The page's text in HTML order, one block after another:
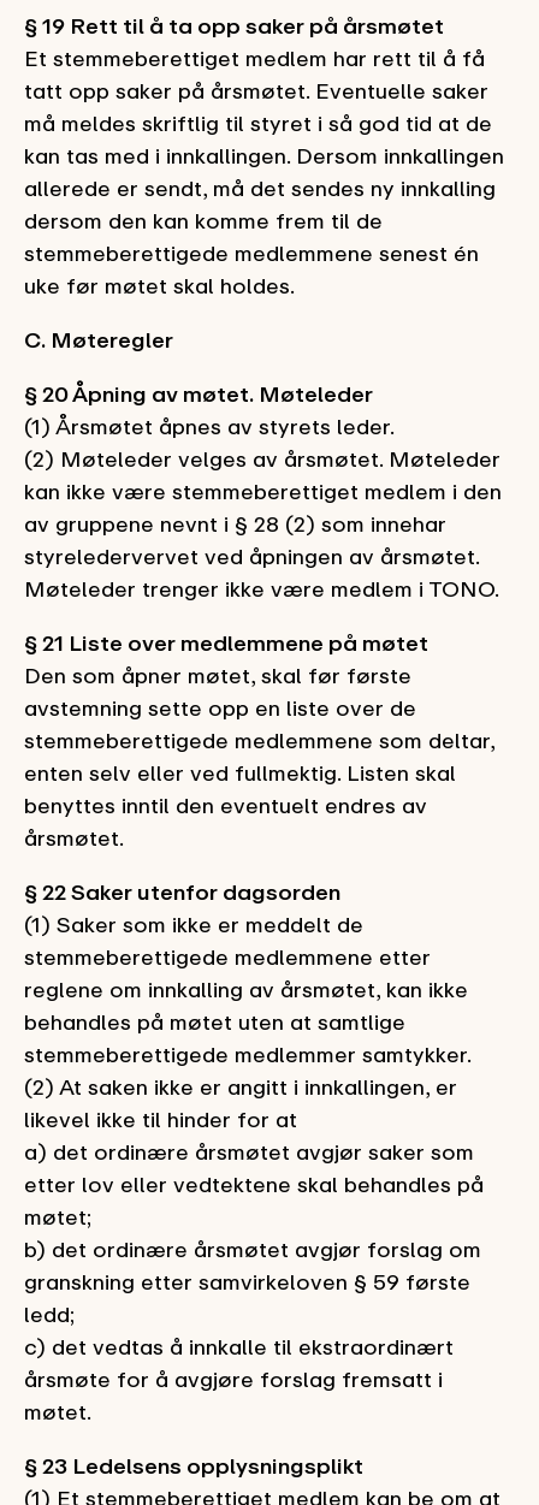
§ 19 Rett til å ta opp saker på årsmøtet
Et stemmeberettiget medlem har rett til å få
tatt opp saker på årsmøtet. Eventuelle saker
må meldes skriftlig til styret i så god tid at de
kan tas med i innkallingen. Dersom innkallingen
allerede er sendt, må det sendes ny innkalling
dersom den kan komme frem til de
stemmeberettigede medlemmene senest én
uke før møtet skal holdes.
C. Møteregler
§ 20 Åpning av møtet. Møteleder
(1) Årsmøtet åpnes av styrets leder.
(2) Møteleder velges av årsmøtet. Møteleder
kan ikke være stemmeberettiget medlem i den
av gruppene nevnt i § 28 (2) som innehar
styreledervervet ved åpningen av årsmøtet.
Møteleder trenger ikke være medlem i TONO.
§ 21 Liste over medlemmene på møtet
Den som åpner møtet, skal før første
avstemning sette opp en liste over de
stemmeberettigede medlemmene som deltar,
enten selv eller ved fullmektig. Listen skal
benyttes inntil den eventuelt endres av
årsmøtet.
§ 22 Saker utenfor dagsorden
(1) Saker som ikke er meddelt de
stemmeberettigede medlemmene etter
reglene om innkalling av årsmøtet, kan ikke
behandles på møtet uten at samtlige
stemmeberettigede medlemmer samtykker.
(2) At saken ikke er angitt i innkallingen, er
likevel ikke til hinder for at
a) det ordinære årsmøtet avgjør saker som
etter lov eller vedtektene skal behandles på
møtet;
b) det ordinære årsmøtet avgjør forslag om
granskning etter samvirkeloven § 59 første
ledd;
c) det vedtas å innkalle til ekstraordinært
årsmøte for å avgjøre forslag fremsatt i
møtet.
§ 23 Ledelsens opplysningsplikt
(1) Et stemmeberettiget medlem kan be om at